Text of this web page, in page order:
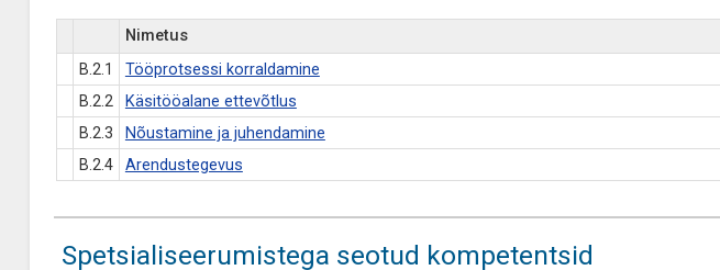
Nimetus
B.2.1
Tööprotsessi korraldamine
B.2.2
Käsitööalane ettevõtlus
B.2.3
Nõustamine ja juhendamine
B.2.4
Arendustegevus
Spetsialiseerumistega seotud kompetentsid